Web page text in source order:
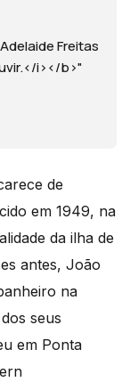
Freitas
i></b>"
de
em 1949, na
da ilha de
antes, João
na
seus
em Ponta